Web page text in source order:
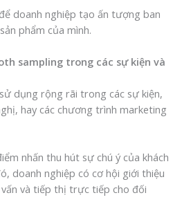
doanh nghiệp tạo ấn tượng ban
phẩm của mình.
sampling trong các sự kiện và
dụng rộng rãi trong các sự kiện,
hay các chương trình marketing
nhấn thu hút sự chú ý của khách
doanh nghiệp có cơ hội giới thiệu
và tiếp thị trực tiếp cho đối